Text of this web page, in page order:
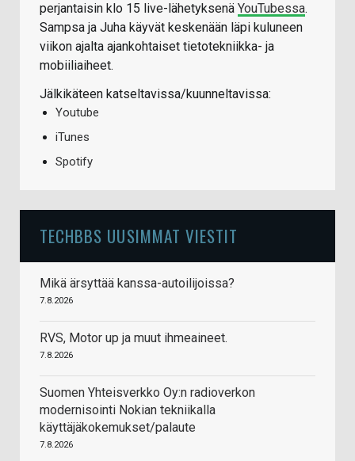
perjantaisin klo 15 live-lähetyksenä YouTubessa.
Sampsa ja Juha käyvät keskenään läpi kuluneen
viikon ajalta ajankohtaiset tietotekniikka- ja
mobiiliaiheet.
Jälkikäteen katseltavissa/kuunneltavissa:
Youtube
iTunes
Spotify
TECHBBS UUSIMMAT VIESTIT
Mikä ärsyttää kanssa-autoilijoissa?
7.8.2026
RVS, Motor up ja muut ihmeaineet.
7.8.2026
Suomen Yhteisverkko Oy:n radioverkon
modernisointi Nokian tekniikalla
käyttäjäkokemukset/palaute
7.8.2026